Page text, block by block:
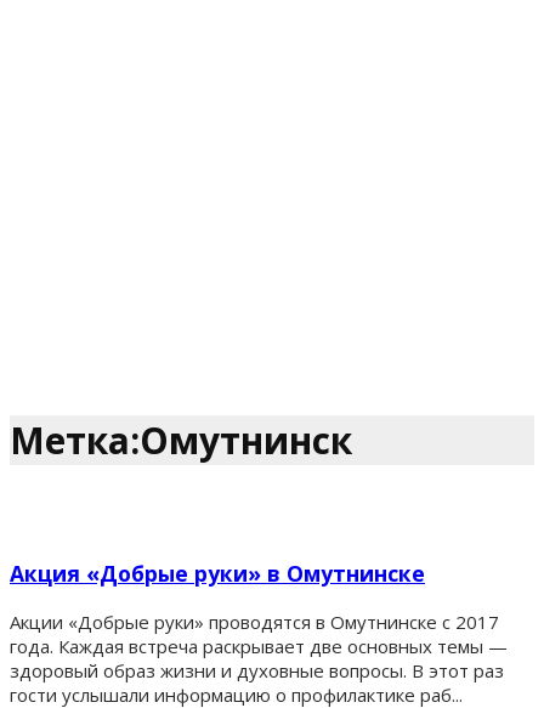
Метка:Омутнинск
Акция «Добрые руки» в Омутнинске
Акции «Добрые руки» проводятся в Омутнинске с 2017
года. Каждая встреча раскрывает две основных темы —
здоровый образ жизни и духовные вопросы. В этот раз
гости услышали информацию о профилактике раб...